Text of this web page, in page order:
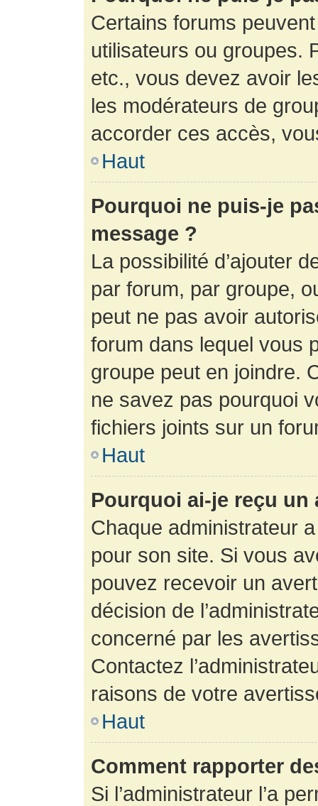
Certains forums
utilisateurs ou groupes.
etc., vous devez avoir
les modérateurs de
accorder ces accès,
Haut
Pourquoi ne puis-je
message ?
La possibilité d’ajouter
par forum, par groupe,
peut ne pas avoir
forum dans lequel vous
groupe peut en joindre.
ne savez pas pourquoi
fichiers joints sur un
Haut
Pourquoi ai-je reçu un
Chaque administrateur
pour son site. Si vous
pouvez recevoir un
décision de
concerné par les
Contactez
raisons de votre
Haut
Comment rapporter
Si l’administrateur l’a